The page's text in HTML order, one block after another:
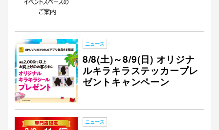
ニュース
8/8(土)～8/9(日) オリジナ
ルキラキラステッカープレ
ゼントキャンペーン
ニュース